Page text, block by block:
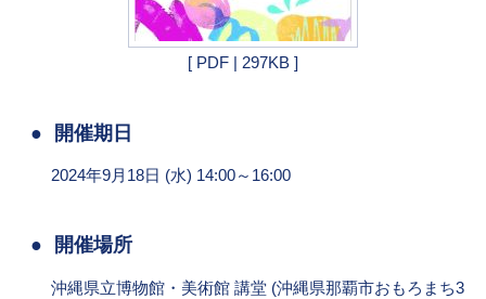
[ PDF | 297KB ]
開催期日
2024年9月18日 (水) 14:00～16:00
開催場所
沖縄県立博物館・美術館 講堂 (沖縄県那覇市おもろまち3